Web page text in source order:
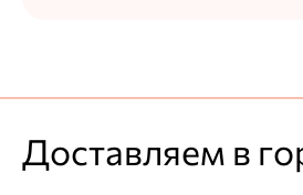
Доставляем в